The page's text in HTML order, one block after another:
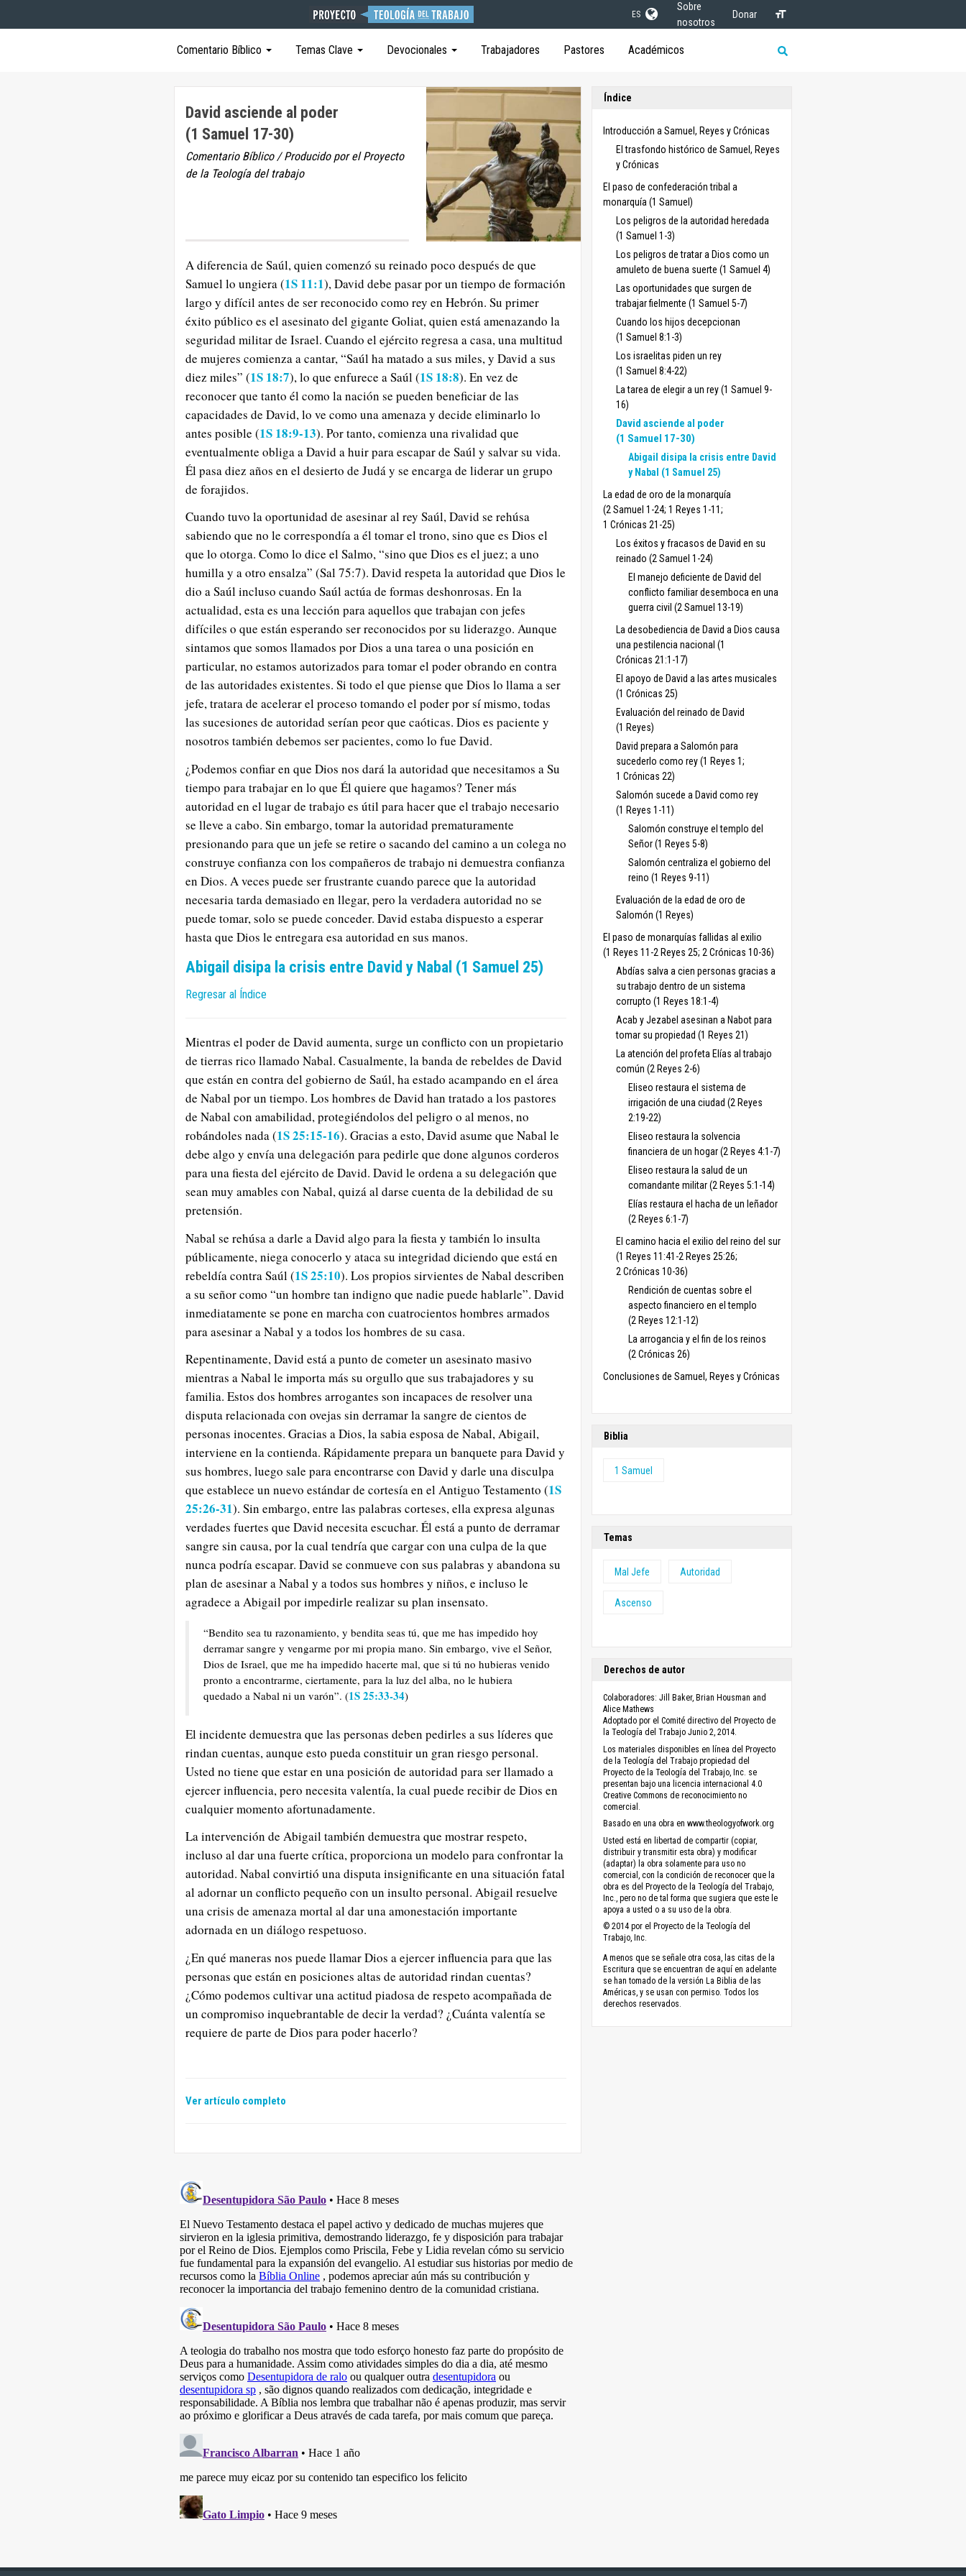
ES
Sobre
nosotros
Donar
Comentario Bíblico Temas Clave Devocionales Trabajadores Pastores Académicos
David asciende al poder
(1 Samuel 17-30)
Comentario Bíblico / Producido por el Proyecto
de la Teología del trabajo
A diferencia de Saúl, quien comenzó su reinado poco después de que
Samuel lo ungiera (1S 11:1), David debe pasar por un tiempo de formación
largo y difícil antes de ser reconocido como rey en Hebrón. Su primer
éxito público es el asesinato del gigante Goliat, quien está amenazando la
seguridad militar de Israel. Cuando el ejército regresa a casa, una multitud
de mujeres comienza a cantar, “Saúl ha matado a sus miles, y David a sus
diez miles” (1S 18:7), lo que enfurece a Saúl (1S 18:8). En vez de
reconocer que tanto él como la nación se pueden beneficiar de las
capacidades de David, lo ve como una amenaza y decide eliminarlo lo
antes posible (1S 18:9-13). Por tanto, comienza una rivalidad que
eventualmente obliga a David a huir para escapar de Saúl y salvar su vida.
Él pasa diez años en el desierto de Judá y se encarga de liderar un grupo
de forajidos.
Cuando tuvo la oportunidad de asesinar al rey Saúl, David se rehúsa
sabiendo que no le correspondía a él tomar el trono, sino que es Dios el
que lo otorga. Como lo dice el Salmo, “sino que Dios es el juez; a uno
humilla y a otro ensalza” (Sal 75:7). David respeta la autoridad que Dios le
dio a Saúl incluso cuando Saúl actúa de formas deshonrosas. En la
actualidad, esta es una lección para aquellos que trabajan con jefes
difíciles o que están esperando ser reconocidos por su liderazgo. Aunque
sintamos que somos llamados por Dios a una tarea o una posición en
particular, no estamos autorizados para tomar el poder obrando en contra
de las autoridades existentes. Si todo el que piense que Dios lo llama a ser
jefe, tratara de acelerar el proceso tomando el poder por sí mismo, todas
las sucesiones de autoridad serían peor que caóticas. Dios es paciente y
nosotros también debemos ser pacientes, como lo fue David.
¿Podemos confiar en que Dios nos dará la autoridad que necesitamos a Su
tiempo para trabajar en lo que Él quiere que hagamos? Tener más
autoridad en el lugar de trabajo es útil para hacer que el trabajo necesario
se lleve a cabo. Sin embargo, tomar la autoridad prematuramente
presionando para que un jefe se retire o sacando del camino a un colega no
construye confianza con los compañeros de trabajo ni demuestra confianza
en Dios. A veces puede ser frustrante cuando parece que la autoridad
necesaria tarda demasiado en llegar, pero la verdadera autoridad no se
puede tomar, solo se puede conceder. David estaba dispuesto a esperar
hasta que Dios le entregara esa autoridad en sus manos.
Abigail disipa la crisis entre David y Nabal (1 Samuel 25)
Regresar al Índice
Mientras el poder de David aumenta, surge un conflicto con un propietario
de tierras rico llamado Nabal. Casualmente, la banda de rebeldes de David
que están en contra del gobierno de Saúl, ha estado acampando en el área
de Nabal por un tiempo. Los hombres de David han tratado a los pastores
de Nabal con amabilidad, protegiéndolos del peligro o al menos, no
robándoles nada (1S 25:15-16). Gracias a esto, David asume que Nabal le
debe algo y envía una delegación para pedirle que done algunos corderos
para una fiesta del ejército de David. David le ordena a su delegación que
sean muy amables con Nabal, quizá al darse cuenta de la debilidad de su
pretensión.
Nabal se rehúsa a darle a David algo para la fiesta y también lo insulta
públicamente, niega conocerlo y ataca su integridad diciendo que está en
rebeldía contra Saúl (1S 25:10). Los propios sirvientes de Nabal describen
a su señor como “un hombre tan indigno que nadie puede hablarle”. David
inmediatamente se pone en marcha con cuatrocientos hombres armados
para asesinar a Nabal y a todos los hombres de su casa.
Repentinamente, David está a punto de cometer un asesinato masivo
mientras a Nabal le importa más su orgullo que sus trabajadores y su
familia. Estos dos hombres arrogantes son incapaces de resolver una
disputa relacionada con ovejas sin derramar la sangre de cientos de
personas inocentes. Gracias a Dios, la sabia esposa de Nabal, Abigail,
interviene en la contienda. Rápidamente prepara un banquete para David y
sus hombres, luego sale para encontrarse con David y darle una disculpa
que establece un nuevo estándar de cortesía en el Antiguo Testamento (1S
25:26-31). Sin embargo, entre las palabras corteses, ella expresa algunas
verdades fuertes que David necesita escuchar. Él está a punto de derramar
sangre sin causa, por la cual tendría que cargar con una culpa de la que
nunca podría escapar. David se conmueve con sus palabras y abandona su
plan de asesinar a Nabal y a todos sus hombres y niños, e incluso le
agradece a Abigail por impedirle realizar su plan insensato.
“Bendito sea tu razonamiento, y bendita seas tú, que me has impedido hoy
derramar sangre y vengarme por mi propia mano. Sin embargo, vive el Señor,
Dios de Israel, que me ha impedido hacerte mal, que si tú no hubieras venido
pronto a encontrarme, ciertamente, para la luz del alba, no le hubiera
quedado a Nabal ni un varón”. (1S 25:33-34)
El incidente demuestra que las personas deben pedirles a sus líderes que
rindan cuentas, aunque esto pueda constituir un gran riesgo personal.
Usted no tiene que estar en una posición de autoridad para ser llamado a
ejercer influencia, pero necesita valentía, la cual puede recibir de Dios en
cualquier momento afortunadamente.
La intervención de Abigail también demuestra que mostrar respeto,
incluso al dar una fuerte crítica, proporciona un modelo para confrontar la
autoridad. Nabal convirtió una disputa insignificante en una situación fatal
al adornar un conflicto pequeño con un insulto personal. Abigail resuelve
una crisis de amenaza mortal al dar una amonestación importante
adornada en un diálogo respetuoso.
¿En qué maneras nos puede llamar Dios a ejercer influencia para que las
personas que están en posiciones altas de autoridad rindan cuentas?
¿Cómo podemos cultivar una actitud piadosa de respeto acompañada de
un compromiso inquebrantable de decir la verdad? ¿Cuánta valentía se
requiere de parte de Dios para poder hacerlo?
Ver artículo completo
Índice
Introducción a Samuel, Reyes y Crónicas
El trasfondo histórico de Samuel, Reyes
y Crónicas
El paso de confederación tribal a
monarquía (1 Samuel)
Los peligros de la autoridad heredada
(1 Samuel 1-3)
Los peligros de tratar a Dios como un
amuleto de buena suerte (1 Samuel 4)
Las oportunidades que surgen de
trabajar fielmente (1 Samuel 5-7)
Cuando los hijos decepcionan
(1 Samuel 8:1-3)
Los israelitas piden un rey
(1 Samuel 8:4-22)
La tarea de elegir a un rey (1 Samuel 9-
16)
David asciende al poder
(1 Samuel 17-30)
Abigail disipa la crisis entre David
y Nabal (1 Samuel 25)
La edad de oro de la monarquía
(2 Samuel 1-24; 1 Reyes 1-11;
1 Crónicas 21-25)
Los éxitos y fracasos de David en su
reinado (2 Samuel 1-24)
El manejo deficiente de David del
conflicto familiar desemboca en una
guerra civil (2 Samuel 13-19)
La desobediencia de David a Dios causa
una pestilencia nacional (1
Crónicas 21:1-17)
El apoyo de David a las artes musicales
(1 Crónicas 25)
Evaluación del reinado de David
(1 Reyes)
David prepara a Salomón para
sucederlo como rey (1 Reyes 1;
1 Crónicas 22)
Salomón sucede a David como rey
(1 Reyes 1-11)
Salomón construye el templo del
Señor (1 Reyes 5-8)
Salomón centraliza el gobierno del
reino (1 Reyes 9-11)
Evaluación de la edad de oro de
Salomón (1 Reyes)
El paso de monarquías fallidas al exilio
(1 Reyes 11-2 Reyes 25; 2 Crónicas 10-36)
Abdías salva a cien personas gracias a
su trabajo dentro de un sistema
corrupto (1 Reyes 18:1-4)
Acab y Jezabel asesinan a Nabot para
tomar su propiedad (1 Reyes 21)
La atención del profeta Elías al trabajo
común (2 Reyes 2-6)
Eliseo restaura el sistema de
irrigación de una ciudad (2 Reyes
2:19-22)
Eliseo restaura la solvencia
financiera de un hogar (2 Reyes 4:1-7)
Eliseo restaura la salud de un
comandante militar (2 Reyes 5:1-14)
Elías restaura el hacha de un leñador
(2 Reyes 6:1-7)
El camino hacia el exilio del reino del sur
(1 Reyes 11:41-2 Reyes 25:26;
2 Crónicas 10-36)
Rendición de cuentas sobre el
aspecto financiero en el templo
(2 Reyes 12:1-12)
La arrogancia y el fin de los reinos
(2 Crónicas 26)
Conclusiones de Samuel, Reyes y Crónicas
Biblia
1 Samuel
Temas
Mal Jefe Autoridad
Ascenso
Derechos de autor
Colaboradores: Jill Baker, Brian Housman and
Alice Mathews
Adoptado por el Comité directivo del Proyecto de
la Teología del Trabajo Junio 2, 2014.
Los materiales disponibles en línea del Proyecto
de la Teología del Trabajo propiedad del
Proyecto de la Teología del Trabajo, Inc. se
presentan bajo una licencia internacional 4.0
Creative Commons de reconocimiento no
comercial.
Basado en una obra en www.theologyofwork.org
Usted está en libertad de compartir (copiar,
distribuir y transmitir esta obra) y modificar
(adaptar) la obra solamente para uso no
comercial, con la condición de reconocer que la
obra es del Proyecto de la Teología del Trabajo,
Inc., pero no de tal forma que sugiera que este le
apoya a usted o a su uso de la obra.
© 2014 por el Proyecto de la Teología del
Trabajo, Inc.
A menos que se señale otra cosa, las citas de la
Escritura que se encuentran de aquí en adelante
se han tomado de la versión La Biblia de las
Américas, y se usan con permiso. Todos los
derechos reservados.